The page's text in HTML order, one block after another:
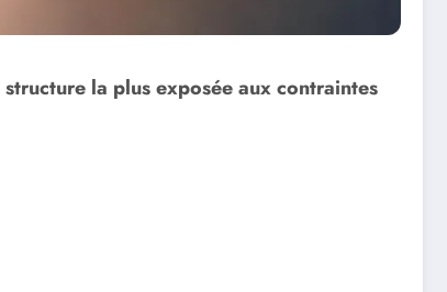
structure la plus exposée aux contraintes